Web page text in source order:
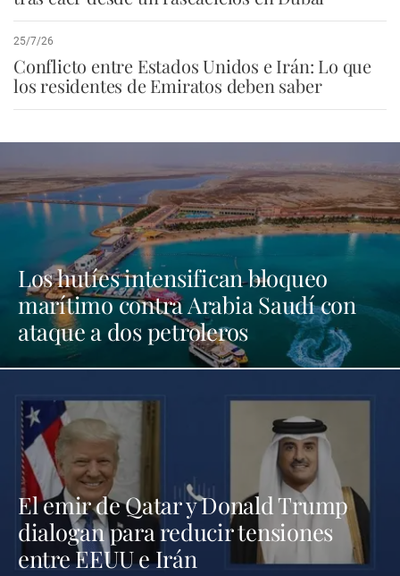
25/7/26
Conflicto entre Estados Unidos e Irán: Lo que
los residentes de Emiratos deben saber
Los hutíes intensifican bloqueo
marítimo contra Arabia Saudí con
ataque a dos petroleros
El emir de Qatar y Donald Trump
dialogan para reducir tensiones
entre EEUU e Irán